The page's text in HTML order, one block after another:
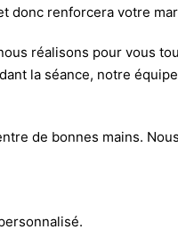
donc renforcera votre
réalisons pour vous
la séance, notre
de bonnes mains.